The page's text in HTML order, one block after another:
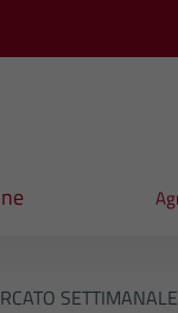
SETTIMANALE